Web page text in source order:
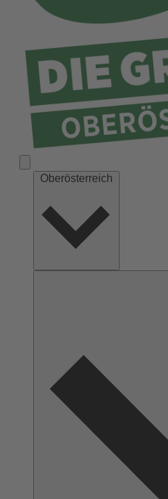
Ried
Schärding
Steyr
Steyr-Land
Urfahr-Umgebung
Vöcklabruck
Oberösterreich